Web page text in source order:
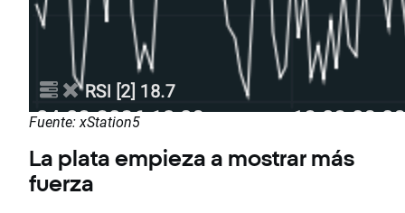
Fuente: xStation5
La plata empieza a mostrar más
fuerza